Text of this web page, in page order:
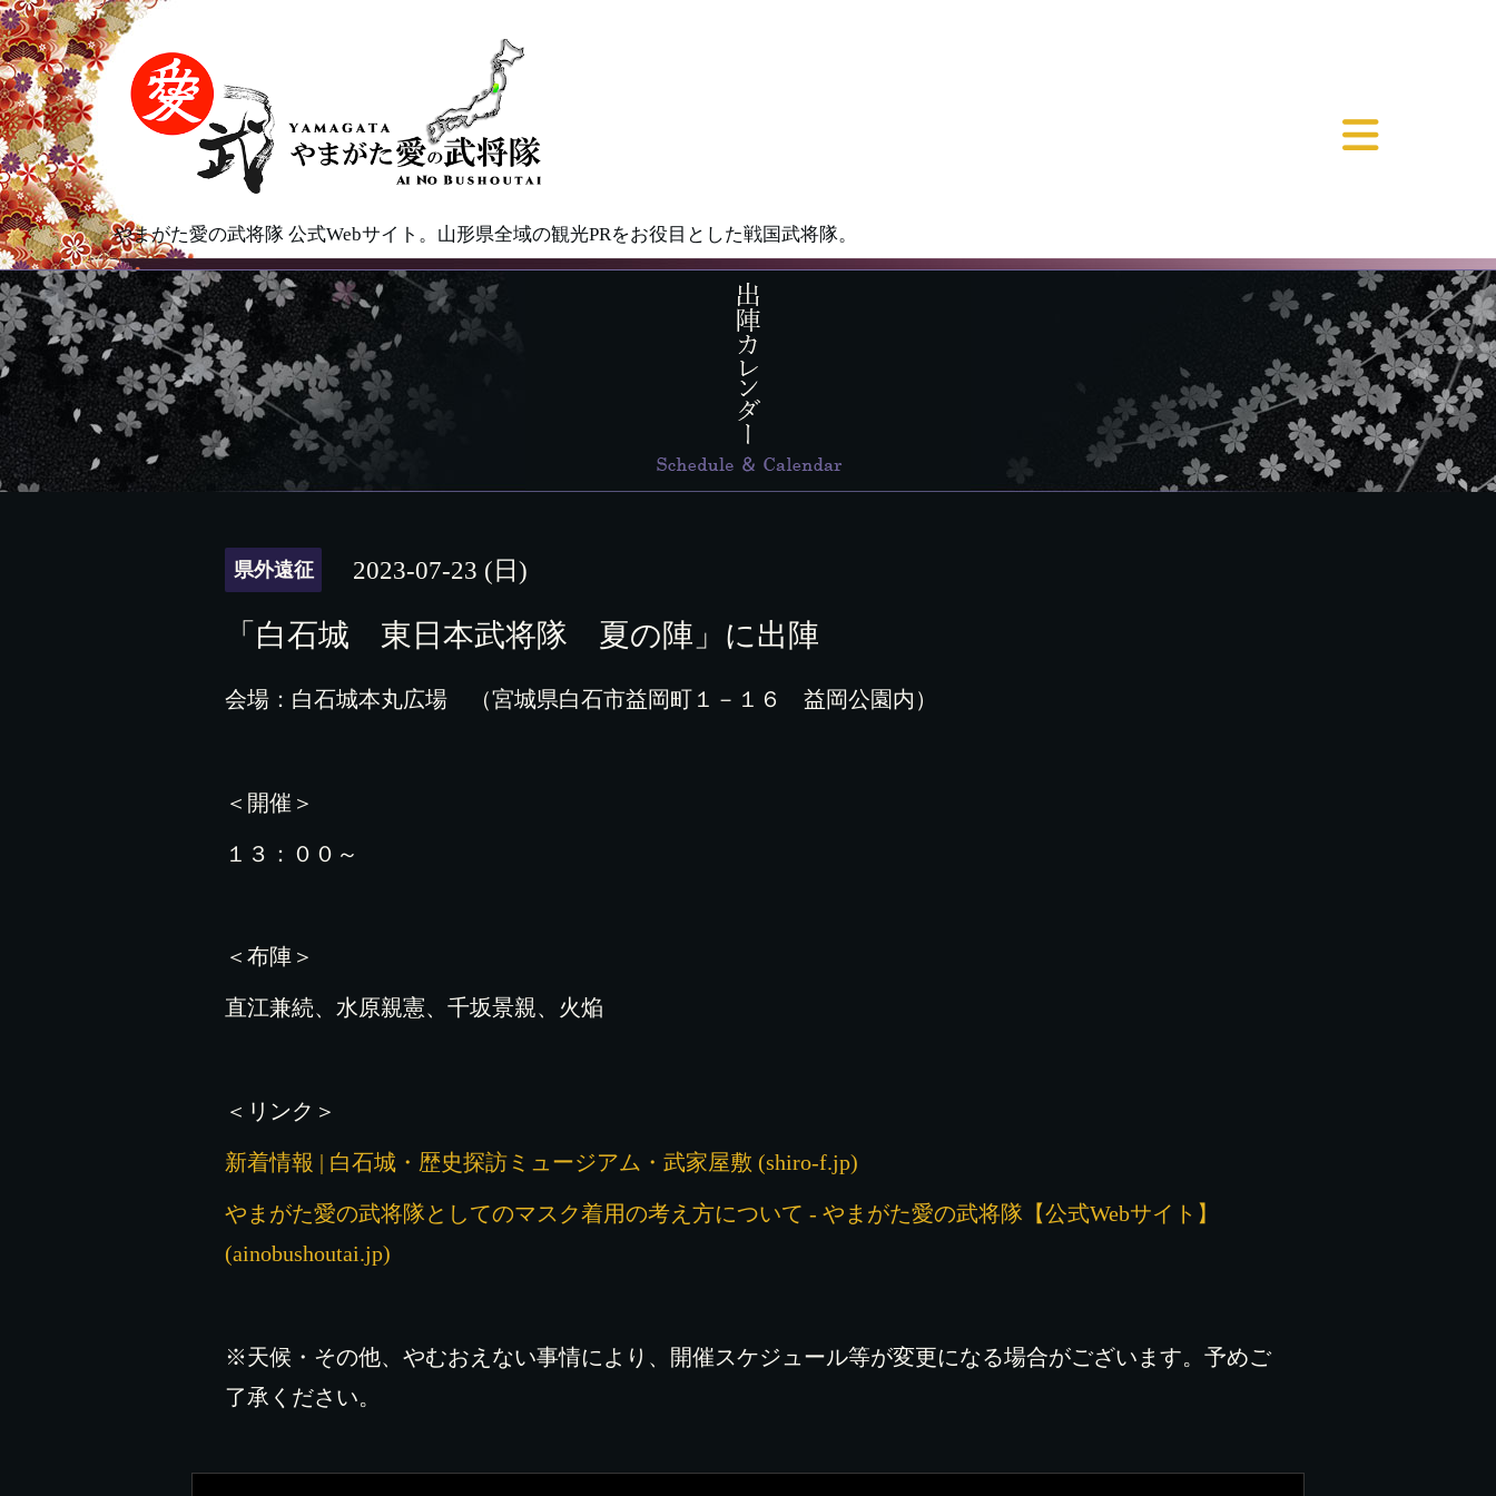
やまがた愛の武将隊 公式Webサイト。山形県全域の観光PRをお役目とした戦国武将隊。
県外遠征 2023-07-23 (日)
「白石城 東日本武将隊 夏の陣」に出陣
会場：白石城本丸広場 （宮城県白石市益岡町１－１６ 益岡公園内）
＜開催＞
１３：００～
＜布陣＞
直江兼続、水原親憲、千坂景親、火焔
＜リンク＞
新着情報 | 白石城・歴史探訪ミュージアム・武家屋敷 (shiro-f.jp)
やまがた愛の武将隊としてのマスク着用の考え方について - やまがた愛の武将隊【公式Webサイト】
(ainobushoutai.jp)
※天候・その他、やむおえない事情により、開催スケジュール等が変更になる場合がございます。予めご
了承ください。